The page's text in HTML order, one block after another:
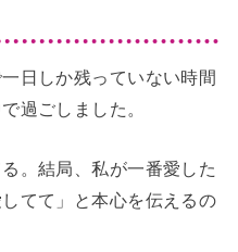
日しか残っていない時間
過ごしました。
。結局、私が一番愛した
てて」と本心を伝えるの